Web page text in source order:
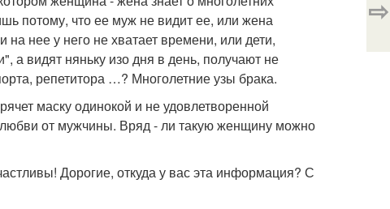
потому, что ее муж не видит ее, или жена
нее у него не хватает времени, или дети,
а видят няньку изо дня в день, получают не
репетитора …? Многолетние узы брака.
маску одинокой и не удовлетворенной
от мужчины. Вряд - ли такую женщину можно
Дорогие, откуда у вас эта информация? С
⇨